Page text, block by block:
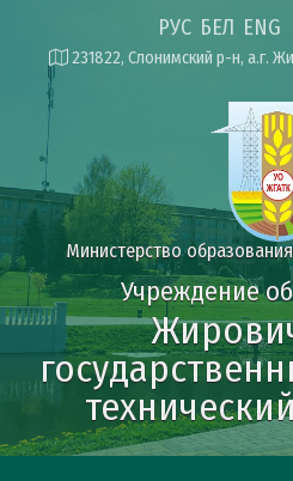
РУС БЕЛ ENG
231822, Слонимский р-н, а.г.
Министерство
Учреждение